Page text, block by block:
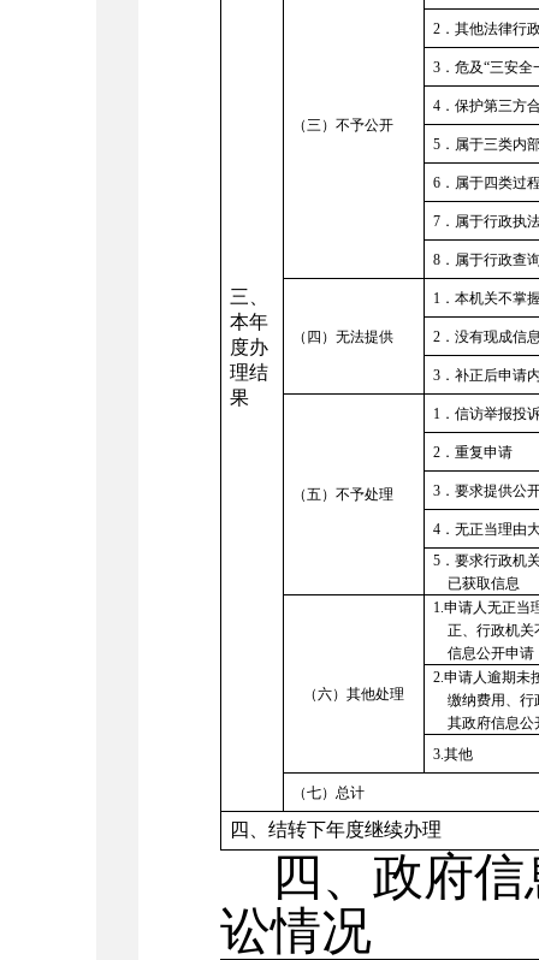
三、
本年
度办
理结
果
（三）不予公开
2 ．其他法律行
3 ．危及“三安全
4 ．保护第三方
5 ．属于三类内
6 ．属于四类过
7 ．属于行政执
8 ．属于行政查
（四）无法提供
1 ．本机关不掌
2 ．没有现成信
3 ．补正后申请
（五）不予处理
1 ．信访举报投
2 ．重复申请
3 ．要求提供公
4 ．无正当理由
5 ．要求行政机
已获取信息
（六）其他处理
1.申请人无正当
正、行政机关
信息公开申请
2.申请人逾期未
缴纳费用、行
其政府信息公
3.其他
（七）总计
四、结转下年度继续办理
四、政府
讼情况